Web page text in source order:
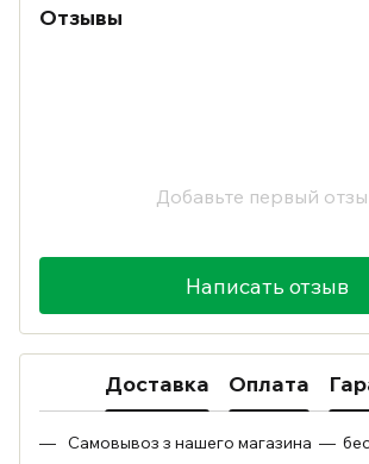
Отзывы
Добавьте первый
Написать отзыв
Доставка Оплата
Самовывоз з нашего магазина —